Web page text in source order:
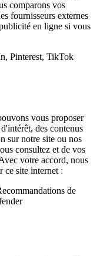
comparons vos
fournisseurs externes
en ligne si vous
Pinterest, TikTok
vous proposer
des contenus
sur notre site ou nos
consultez et de vos
votre accord, nous
ce site internet :
de